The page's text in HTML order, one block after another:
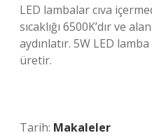
LED lambalar cıva
sıcaklığı 6500K’dır ve
aydınlatır. 5W LED
üretir.
Tarih: Makaleler